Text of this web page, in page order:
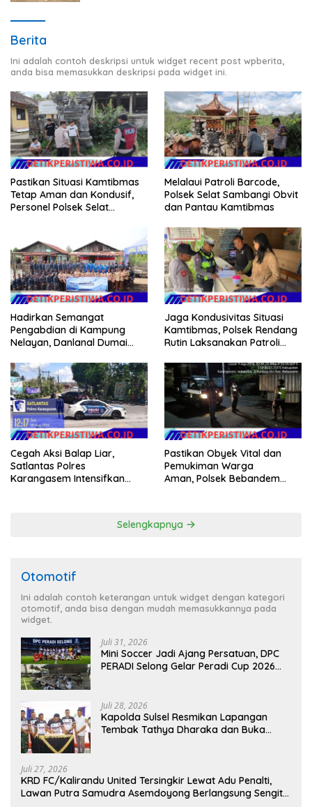
Berita
Ini adalah contoh deskripsi untuk widget recent post wpberita,
anda bisa memasukkan deskripsi pada widget ini.
Pastikan Situasi Kamtibmas
Tetap Aman dan Kondusif,
Personel Polsek Selat
Melalaui Patroli Barcode,
Polsek Selat Sambangi Obvit
dan Pantau Kamtibmas
Hadirkan Semangat
Pengabdian di Kampung
Nelayan, Danlanal Dumai
Bersih Pantai
Jaga Kondusivitas Situasi
Kamtibmas, Polsek Rendang
Rutin Laksanakan Patroli
Cegah Aksi Balap Liar,
Satlantas Polres
Karangasem Intensifkan
Pastikan Obyek Vital dan
Pemukiman Warga
Aman, Polsek Bebandem
Selengkapnya
Otomotif
Ini adalah contoh keterangan untuk widget dengan kategori
otomotif, anda bisa dengan mudah memasukkannya pada
widget.
Juli 31, 2026
Mini Soccer Jadi Ajang Persatuan, DPC
PERADI Selong Gelar Peradi Cup 2026
Juli 28, 2026
Kapolda Sulsel Resmikan Lapangan
Tembak Tathya Dharaka dan Buka
Juli 27, 2026
KRD FC/Kalirandu United Tersingkir Lewat Adu Penalti,
Lawan Putra Samudra Asemdoyong Berlangsung Sengit